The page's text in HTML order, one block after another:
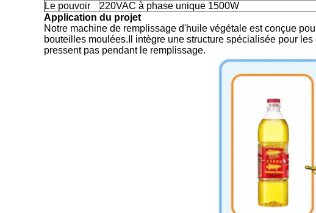
Le pouvoir
220VAC à phase unique 1500W
Application du projet
Notre machine de remplissage d'huile végétale est conçue
bouteilles moulées.Il intègre une structure spécialisée pour
pressent pas pendant le remplissage.